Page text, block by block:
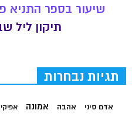
שיעור בספר התניא
תיקון ליל
תגיות נבחרות
אדם סיני אהבה אמונה